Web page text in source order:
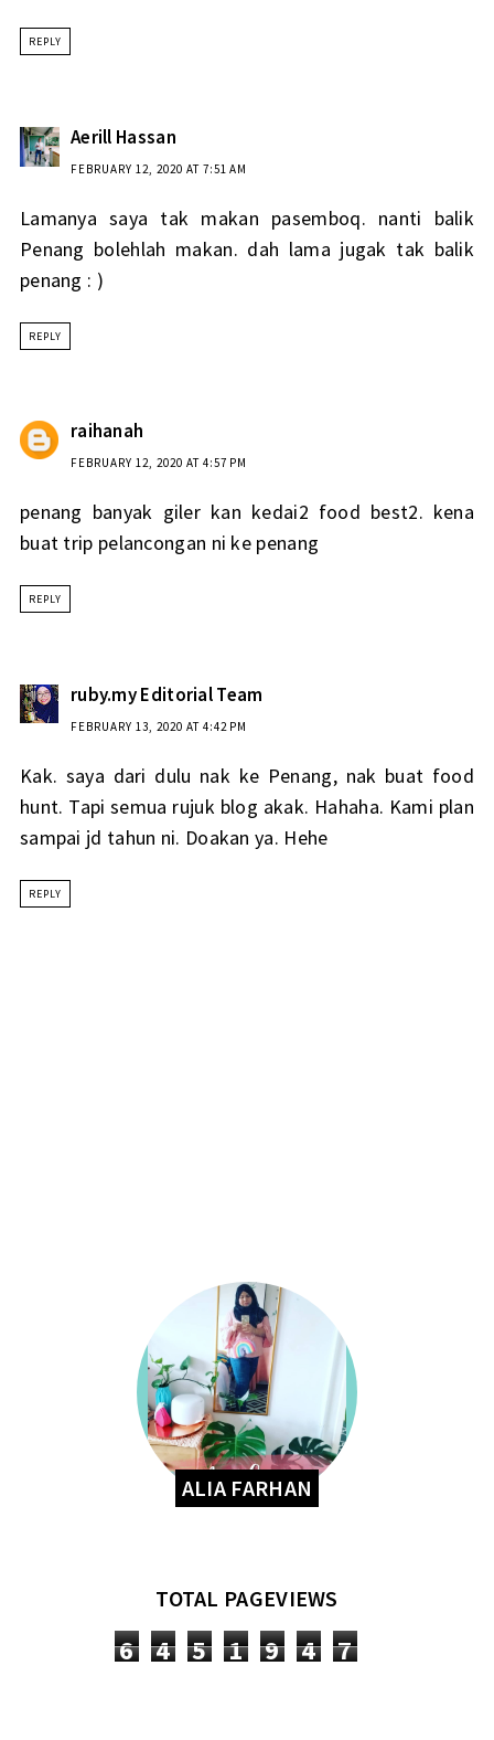
REPLY
Aerill Hassan
FEBRUARY 12, 2020 AT 7:51 AM
Lamanya saya tak makan pasemboq. nanti balik
Penang bolehlah makan. dah lama jugak tak balik
penang : )
REPLY
raihanah
FEBRUARY 12, 2020 AT 4:57 PM
penang banyak giler kan kedai2 food best2. kena
buat trip pelancongan ni ke penang
REPLY
ruby.my Editorial Team
FEBRUARY 13, 2020 AT 4:42 PM
Kak. saya dari dulu nak ke Penang, nak buat food
hunt. Tapi semua rujuk blog akak. Hahaha. Kami plan
sampai jd tahun ni. Doakan ya. Hehe
REPLY
ALIA FARHAN
TOTAL PAGEVIEWS
6 4 5 1 9 4 7